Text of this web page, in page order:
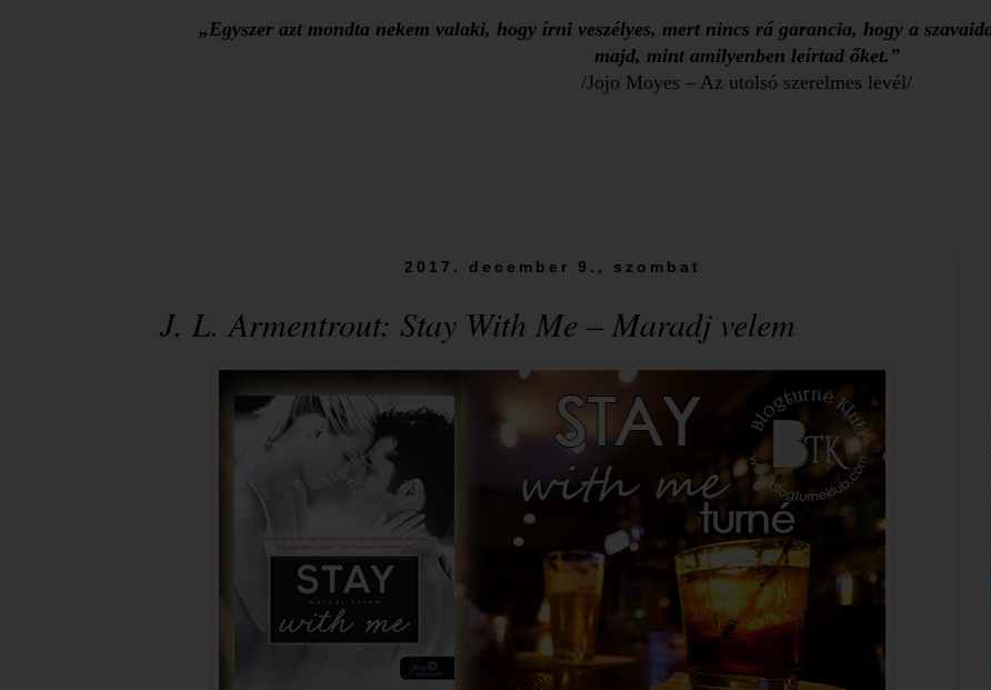
„Egyszer azt mondta nekem valaki, hogy írni veszélyes, mert nincs rá garancia, hogy a
majd, mint amilyenben leírtad őket.”
/Jojo Moyes – Az utolsó szerelmes levél/
2017. december 9., szombat
J. L. Armentrout: Stay ​With Me – Maradj velem